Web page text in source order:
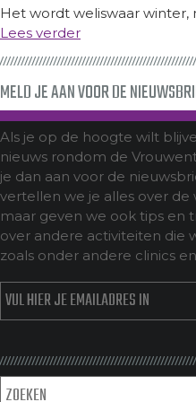
Het wordt weliswaar winter,
Lees verder
MELD JE AAN VOOR DE
Als je op de hoogte wilt
nieuws rondom de
je dan aan voor de
vertellen we je alles over de
maar geven we ook tips en
over andere activiteiten die
zoals onder andere clinics